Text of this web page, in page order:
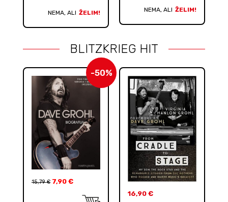
NEMA, ALI ŽELIM! NEMA, ALI ŽELIM!
BLITZKRIEG HIT
-50%
15,79€ 7,90 €
16,90 €